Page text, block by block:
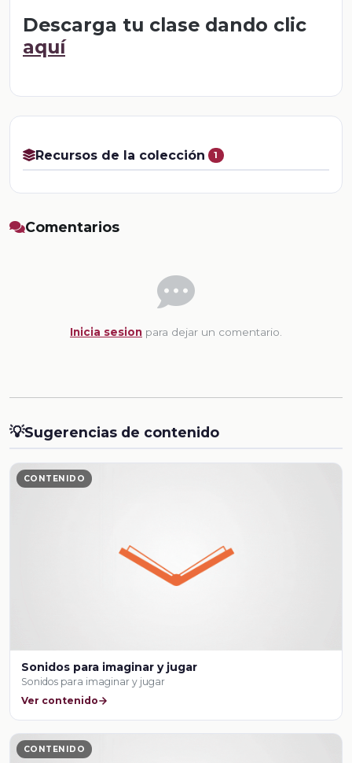
Descarga tu clase dando clic
aquí
Recursos de la colección 1
Comentarios
Inicia sesion para dejar un comentario.
💡Sugerencias de contenido
CONTENIDO
Sonidos para imaginar y jugar
Sonidos para imaginar y jugar
Ver contenido
CONTENIDO